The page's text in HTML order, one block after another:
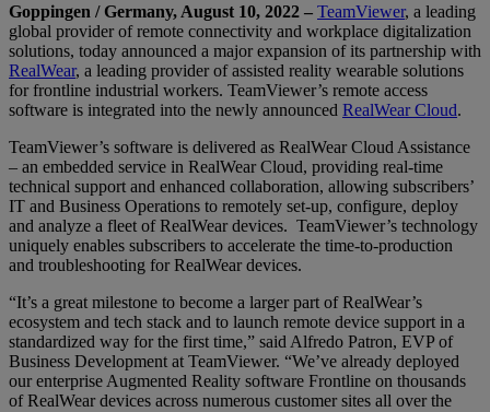
Goppingen / Germany, August 10, 2022 – TeamViewer, a leading
global provider of remote connectivity and workplace digitalization
solutions, today announced a major expansion of its partnership with
RealWear, a leading provider of assisted reality wearable solutions
for frontline industrial workers. TeamViewer’s remote access
software is integrated into the newly announced RealWear Cloud.
TeamViewer’s software is delivered as RealWear Cloud Assistance
– an embedded service in RealWear Cloud, providing real-time
technical support and enhanced collaboration, allowing subscribers’
IT and Business Operations to remotely set-up, configure, deploy
and analyze a fleet of RealWear devices. TeamViewer’s technology
uniquely enables subscribers to accelerate the time-to-production
and troubleshooting for RealWear devices.
“It’s a great milestone to become a larger part of RealWear’s
ecosystem and tech stack and to launch remote device support in a
standardized way for the first time,” said Alfredo Patron, EVP of
Business Development at TeamViewer. “We’ve already deployed
our enterprise Augmented Reality software Frontline on thousands
of RealWear devices across numerous customer sites all over the